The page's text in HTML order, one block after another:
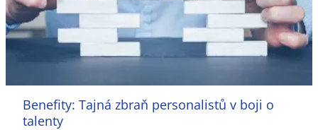
Benefity: Tajná zbraň personalistů v boji o
talenty